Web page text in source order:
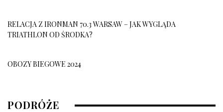
RELACJA Z IRONMAN 70.3 WARSAW – JAK WYGLĄDA
TRIATHLON OD ŚRODKA?
OBOZY BIEGOWE 2024
PODRÓŻE